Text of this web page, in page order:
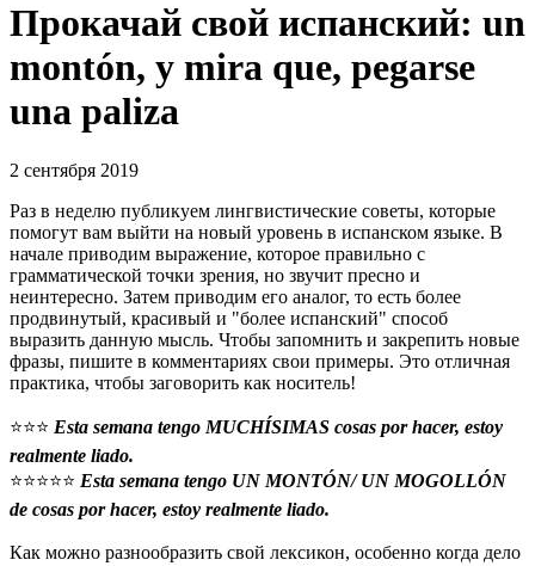
Прокачай свой испанский: un
montón, y mira que, pegarse
una paliza
2 сентября 2019
Раз в неделю публикуем лингвистические советы, которые
помогут вам выйти на новый уровень в испанском языке. В
начале приводим выражение, которое правильно с
грамматической точки зрения, но звучит пресно и
неинтересно. Затем приводим его аналог, то есть более
продвинутый, красивый и "более испанский" способ
выразить данную мысль. Чтобы запомнить и закрепить новые
фразы, пишите в комментариях свои примеры. Это отличная
практика, чтобы заговорить как носитель!
⭐⭐⭐ Esta semana tengo MUCHÍSIMAS cosas por hacer, estoy
realmente liado.
⭐⭐⭐⭐⭐ Esta semana tengo UN MONTÓN/ UN MOGOLLÓN
de cosas por hacer, estoy realmente liado.
Как можно разнообразить свой лексикон, особенно когда дело